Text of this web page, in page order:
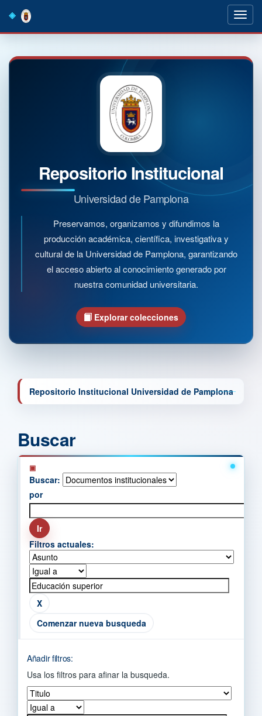
navigation
Repositorio Institucional
Universidad de Pamplona
Preservamos, organizamos y difundimos la
producción académica, científica, investigativa y
cultural de la Universidad de Pamplona, garantizando
el acceso abierto al conocimiento generado por
nuestra comunidad universitaria.
Explorar colecciones
Repositorio Institucional Universidad de Pamplona
Buscar
Buscar:
por
Filtros actuales:
Comenzar nueva busqueda
Añadir filtros:
Usa los filtros para afinar la busqueda.